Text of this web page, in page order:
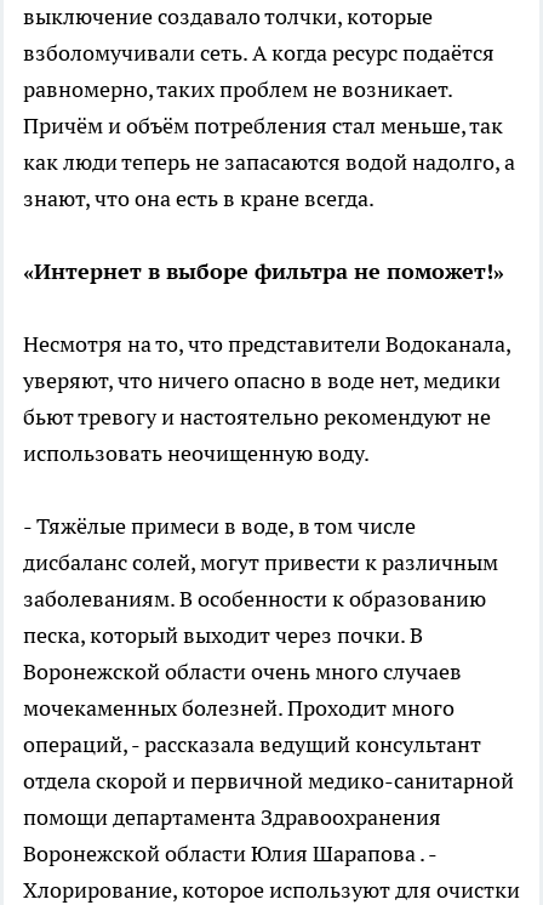
выключение создавало толчки, которые
взболомучивали сеть. А когда ресурс подаётся
равномерно, таких проблем не возникает.
Причём и объём потребления стал меньше, так
как люди теперь не запасаются водой надолго, а
знают, что она есть в кране всегда.
«Интернет в выборе фильтра не поможет!»
Несмотря на то, что представители Водоканала,
уверяют, что ничего опасно в воде нет, медики
бьют тревогу и настоятельно рекомендуют не
использовать неочищенную воду.
- Тяжёлые примеси в воде, в том числе
дисбаланс солей, могут привести к различным
заболеваниям. В особенности к образованию
песка, который выходит через почки. В
Воронежской области очень много случаев
мочекаменных болезней. Проходит много
операций, - рассказала ведущий консультант
отдела скорой и первичной медико-санитарной
помощи департамента Здравоохранения
Воронежской области Юлия Шарапова . -
Хлорирование, которое используют для очистки